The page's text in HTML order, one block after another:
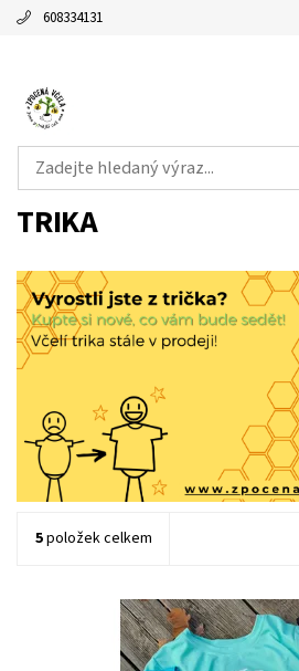
608334131
TRIKA
5položek celkem
Tohoto scioškoláka nezaskočí branbal,
změna. Klidně bude hrát i ve vašem